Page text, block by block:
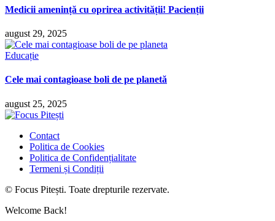
Medicii amenință cu oprirea activității! Pacienții
august 29, 2025
Educație
Cele mai contagioase boli de pe planetă
august 25, 2025
Contact
Politica de Cookies
Politica de Confidențialitate
Termeni și Condiții
© Focus Pitești. Toate drepturile rezervate.
Welcome Back!